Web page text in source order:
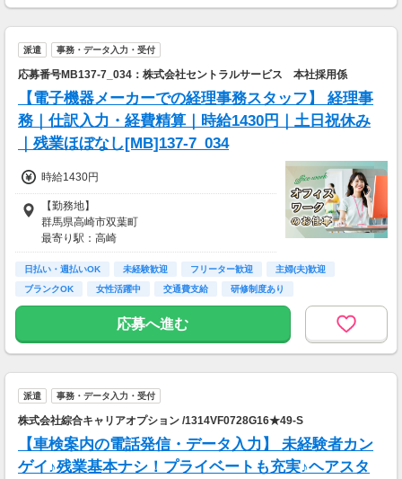
派遣 事務・データ入力・受付
応募番号MB137-7_034：株式会社セントラルサービス 本社採用係
【電子機器メーカーでの経理事務スタッフ】 経理事
務｜仕訳入力・経費精算｜時給1430円｜土日祝休み
｜残業ほぼなし[MB]137-7_034
時給1430円
【勤務地】
群馬県高崎市双葉町
最寄り駅：高崎
アクセス：JR高崎線 高崎駅
日払い・週払いOK 未経験歓迎 フリーター歓迎
主婦(夫)歓迎
ブランクOK
女性活躍中 交通費支給 研修制度あり
応募へ進む
派遣 事務・データ入力・受付
株式会社綜合キャリアオプション /1314VF0728G16★49-S
【車検案内の電話発信・データ入力】 未経験者カン
ゲイ♪残業基本ナシ！プライベートも充実♪ヘアスタ